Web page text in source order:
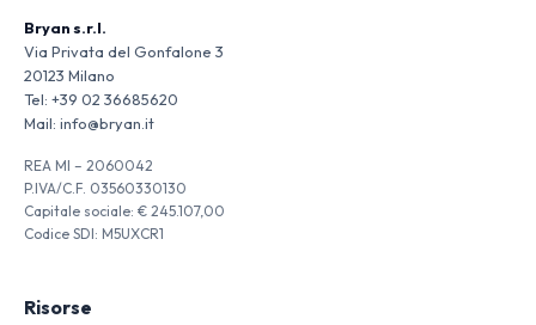
Bryan s.r.l.
Via Privata del Gonfalone 3
20123 Milano
Tel: +39 02 36685620
Mail: info@bryan.it
REA MI – 2060042
P.IVA/C.F. 03560330130
Capitale sociale: € 245.107,00
Codice SDI: M5UXCR1
Risorse